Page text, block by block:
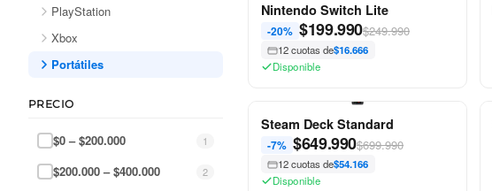
PlayStation
Xbox
Portátiles
PRECIO
$0 – $200.000 1
$200.000 – $400.000 2
Nintendo Switch Lite
-20% $199.990$249.990
12 cuotas de$16.666
Disponible
Steam Deck Standard
-7% $649.990$699.990
12 cuotas de$54.166
Disponible